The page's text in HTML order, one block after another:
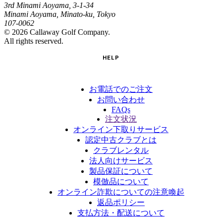
3rd Minami Aoyama, 3-1-34
Minami Aoyama, Minato-ku, Tokyo
107-0062
© 2026 Callaway Golf Company.
All rights reserved.
HELP
お電話でのご注文
お問い合わせ
FAQs
注文状況
オンライン下取りサービス
認定中古クラブとは
クラブレンタル
法人向けサービス
製品保証について
模倣品について
オンライン詐欺についての注意喚起
返品ポリシー
支払方法・配送について